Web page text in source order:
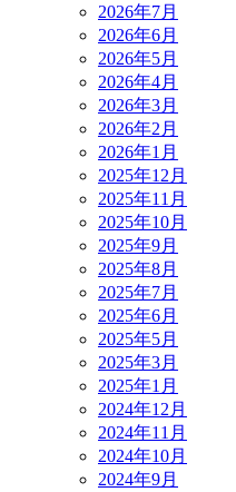
2026年7月
2026年6月
2026年5月
2026年4月
2026年3月
2026年2月
2026年1月
2025年12月
2025年11月
2025年10月
2025年9月
2025年8月
2025年7月
2025年6月
2025年5月
2025年3月
2025年1月
2024年12月
2024年11月
2024年10月
2024年9月